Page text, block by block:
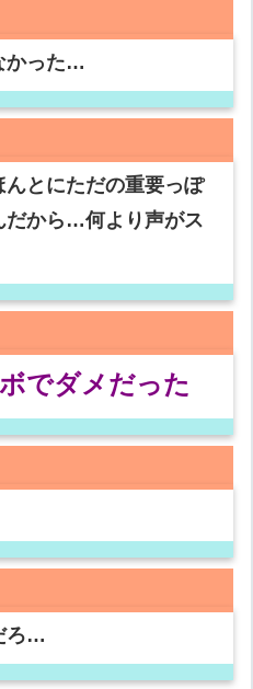
かった…
とにただの重要っぽ
だから…何より声がス
でダメだった
ろ…